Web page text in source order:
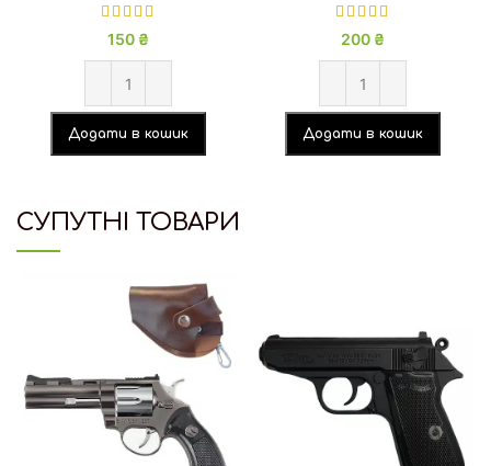
150 ₴
Додати в кошик
200 ₴
Додати в кошик
СУПУТНІ ТОВАРИ